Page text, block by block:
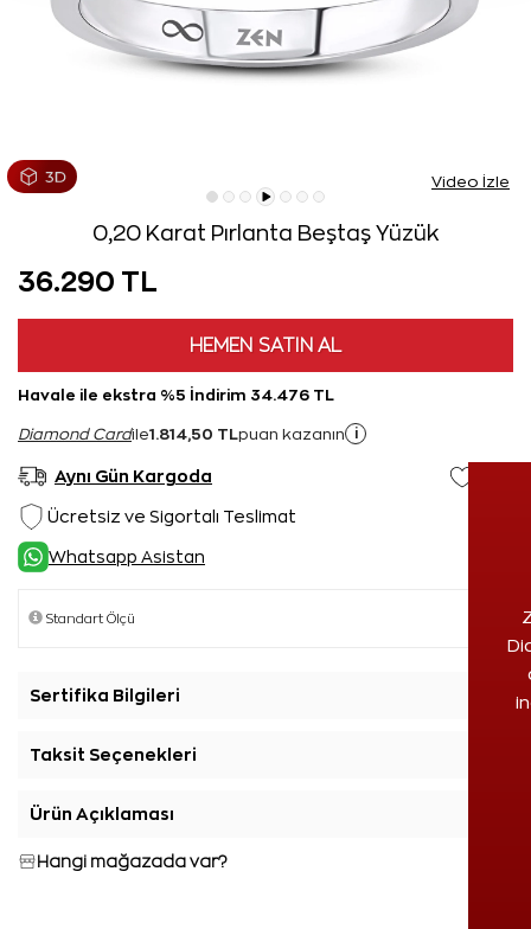
Video İzle
0,20 Karat Pırlanta Beştaş Yüzük
36.290 TL
HEMEN SATIN AL
Havale ile ekstra %5 İndirim 34.476 TL
Diamond Cardile1.814,50 TL puan kazanın i
Aynı Gün Kargoda
Ücretsiz ve Sigortalı Teslimat
Whatsapp Asistan
Sertifika Bilgileri
Taksit Seçenekleri
Ürün Açıklaması
Hangi mağazada var?